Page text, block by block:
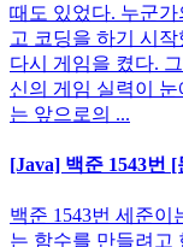
때도 있었다. 누군
고 코딩을 하기 시
다시 게임을 켰다.
신의 게임 실력이
는 앞으로의 ...
[Java] 백준 1543번
백준 1543번 세준
는 함수를 만들려고